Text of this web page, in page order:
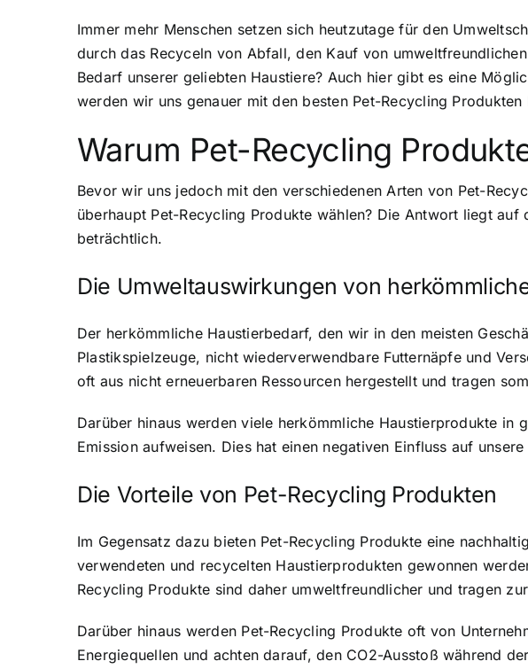
Immer mehr Menschen setzen sich heutzutage für den
durch das Recyceln von Abfall, den Kauf von
Bedarf unserer geliebten Haustiere? Auch hier gibt es eine
werden wir uns genauer mit den besten Pet-Recycling
Warum Pet-Recycling
Bevor wir uns jedoch mit den verschiedenen Arten von Pet-
überhaupt Pet-Recycling Produkte wählen? Die Antwort liegt auf
beträchtlich.
Die Umweltauswirkungen von
Der herkömmliche Haustierbedarf, den wir in den meisten
Plastikspielzeuge, nicht wiederverwendbare Futternäpfe und
oft aus nicht erneuerbaren Ressourcen hergestellt und tragen
Darüber hinaus werden viele herkömmliche Haustierprodukte
Emission aufweisen. Dies hat einen negativen Einfluss auf
Die Vorteile von Pet-Recycling Produkten
Im Gegensatz dazu bieten Pet-Recycling Produkte eine
verwendeten und recycelten Haustierprodukten gewonnen
Recycling Produkte sind daher umweltfreundlicher und tragen
Darüber hinaus werden Pet-Recycling Produkte oft von
Energiequellen und achten darauf, den CO2-Ausstoß während